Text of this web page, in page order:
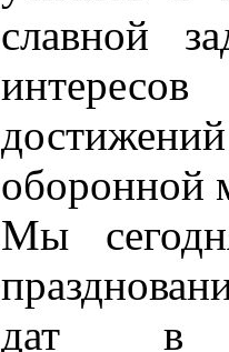
славной
интересов
оборонной
Мы
дат в